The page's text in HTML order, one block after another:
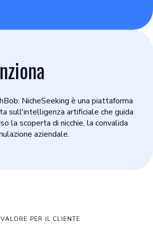
NicheSeeking è una piattaforma
sull'intelligenza artificiale che guida
la scoperta di nicchie, la convalida
aziendale.
VALORE PER IL CLIENTE